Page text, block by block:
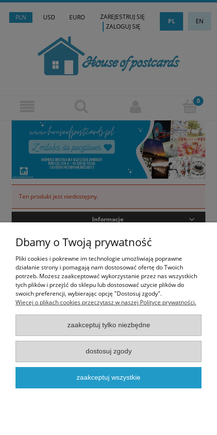
PLN USD EURO PL EN
ZAREJESTRUJ SIĘ
ZALOGUJ SIĘ
Ten produkt jest niedostępny.
Informacje
Moje konto
O nas
Realizacja - onisoft.pl|Sklep internetowy shoper
pokaż pełną wersję strony
Dbamy o Twoją prywatność
Pliki cookies i pokrewne im technologie umożliwiają poprawne
działanie strony i pomagają nam dostosować ofertę do Twoich
potrzeb. Możesz zaakceptować wykorzystanie przez nas wszystkich
tych plików i przejść do sklepu lub dostosować użycie plików do
swoich preferencji, wybierając opcję "Dostosuj zgody".
Więcej o plikach cookies przeczytasz w naszej Polityce prywatności.
zaakceptuj tylko niezbędne
dostosuj zgody
zaakceptuj wszystkie